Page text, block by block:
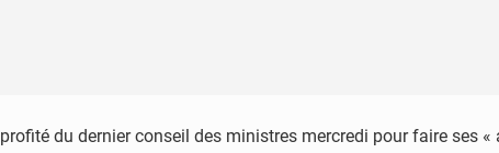
du dernier conseil des ministres mercredi pour faire ses